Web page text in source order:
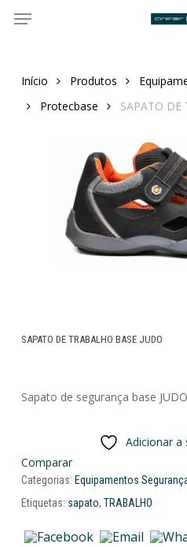
Menu
Início Produtos
Protecbase
SAPATO DE
SAPATO DE TRABALHO BASE JUDO
Sapato de segurança base JUDO
Adicionar a
Comparar
Categorias: Equipamentos
Etiquetas: sapato, TRABALHO